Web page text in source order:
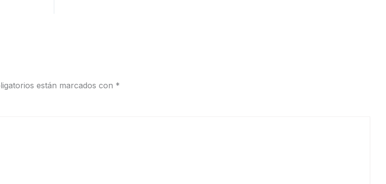
están marcados con *